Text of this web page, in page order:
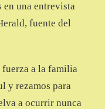
en una entrevista
fuente del
fuerza a la familia
y rezamos para
a ocurrir nunca